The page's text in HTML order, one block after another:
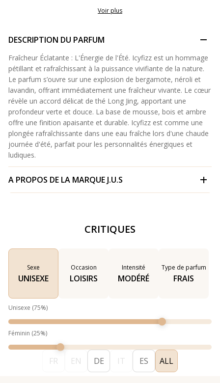
Voir plus
DESCRIPTION DU PARFUM
Fraîcheur Éclatante : L'Énergie de l'Été. Icyfizz est un hommage
pétillant et rafraîchissant à la puissance vivifiante de la nature.
Le parfum s’ouvre sur une explosion de bergamote, néroli et
lavandin, offrant immédiatement une fraîcheur vivante. Le cœur
révèle un accord délicat de thé Long Jing, apportant une
profondeur verte et douce. La base de mousse, bois et ambre
offre une finition apaisante et durable. Icyfizz est comme une
plongée rafraîchissante dans une eau fraîche lors d'une chaude
journée d'été, parfait pour les personnalités énergiques et
ludiques.
A PROPOS DE LA MARQUE J.U.S
CRITIQUES
Sexe
UNISEXE
Occasion
LOISIRS
Intensité
MODÉRÉ
Type de parfum
FRAIS
Unisexe (75%)
Féminin (25%)
FR EN DE IT ES ALL